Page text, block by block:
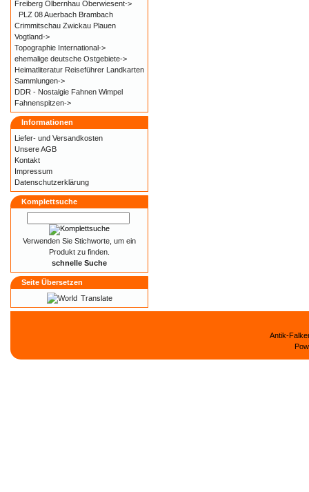
Freiberg Olbernhau Oberwiesent->
PLZ 08 Auerbach Brambach
Crimmitschau Zwickau Plauen
Vogtland->
Topographie International->
ehemalige deutsche Ostgebiete->
Heimatliteratur Reiseführer Landkarten
Sammlungen->
DDR - Nostalgie Fahnen Wimpel
Fahnenspitzen->
Informationen
Liefer- und Versandkosten
Unsere AGB
Kontakt
Impressum
Datenschutzerklärung
Komplettsuche
Verwenden Sie Stichworte, um ein
Produkt zu finden.
schnelle Suche
Seite Übersetzen
Translate
Antik-